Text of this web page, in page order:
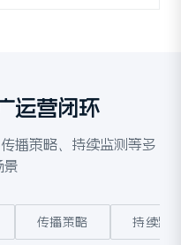
运营闭环
播策略、持续监测等多
景
传播策略 持续监